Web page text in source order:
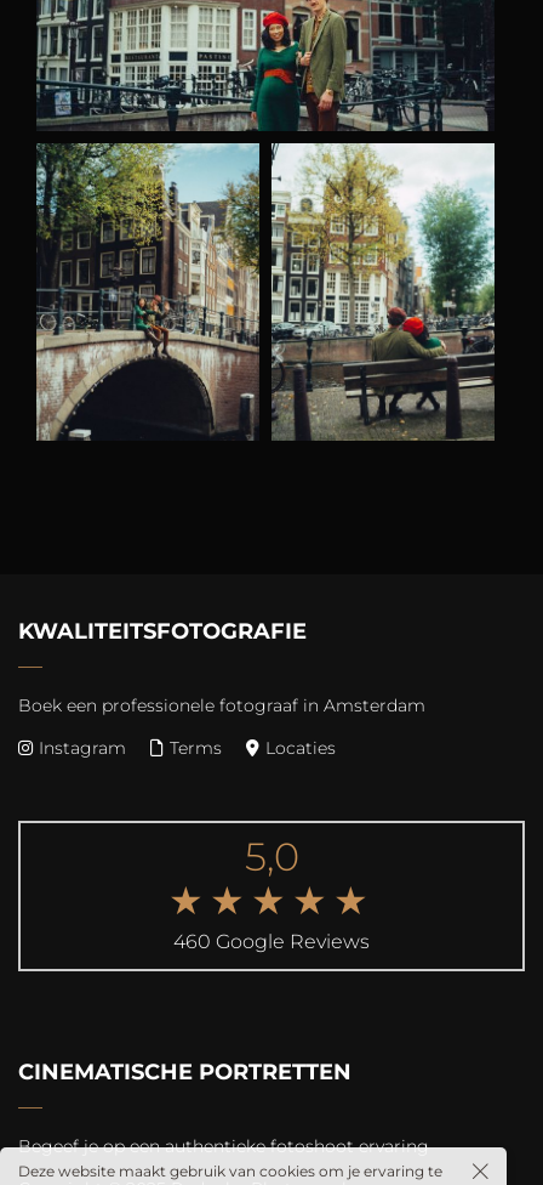
KWALITEITSFOTOGRAFIE
Boek een professionele fotograaf in Amsterdam
Instagram
Terms Locaties
5,0
★★★★★
460 Google Reviews
CINEMATISCHE PORTRETTEN
Begeef je op een authentieke fotoshoot ervaring